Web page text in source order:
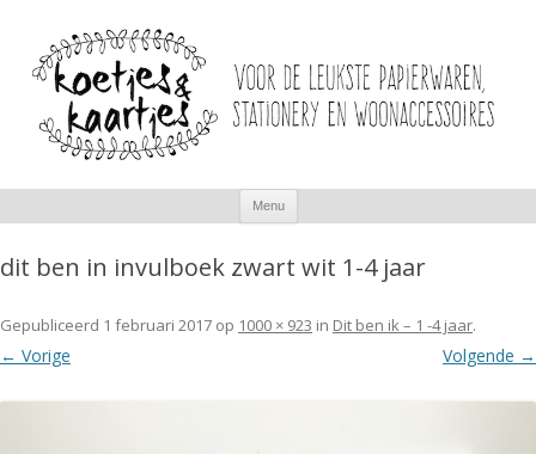
Menu
inhoud
dit ben in invulboek zwart wit 1-4 jaar
Gepubliceerd 1 februari 2017 op 1000 × 923 in Dit ben ik – 1 -4 jaar.
← Vorige Volgende →